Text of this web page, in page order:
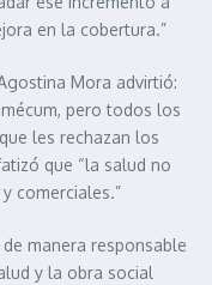
en la cobertura.”
Mora advirtió:
pero todos los
les rechazan los
que “la salud no
comerciales.”
manera responsable
y la obra social